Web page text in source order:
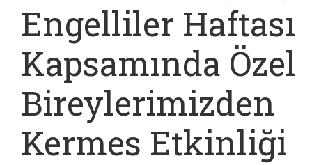
Engelliler Haftası
Kapsamında Özel
Bireylerimizden
Kermes Etkinliği